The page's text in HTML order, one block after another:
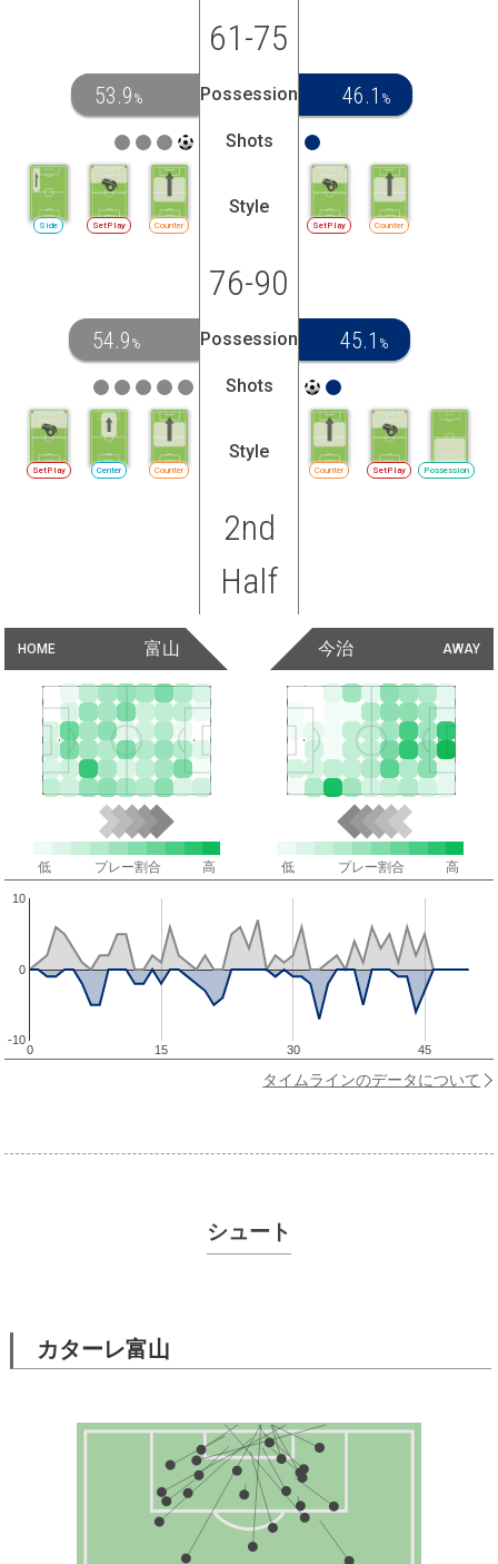
61-75
53.9 % Possession 46.1 %
Shots
Counter
SetPlay
Side
Style
SetPlay Counter
76-90
54.9 % Possession 45.1 %
Shots
Counter
Center
SetPlay
Style
Counter SetPlay Possession
2nd
Half
HOME 富山 AWAY
今治
低 プレー割合 高 低 プレー割合 高
0 15 30 45
-10
0
10
タイムラインのデータについて
シュート
カターレ富山